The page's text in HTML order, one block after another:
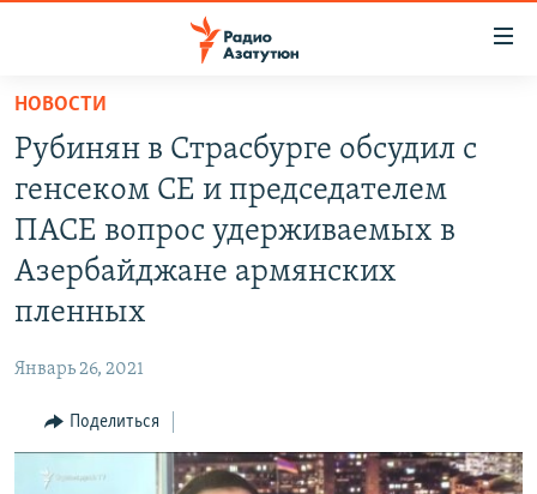
Перейти
основному
содержанию
Перейти
основной
навигации
ГЛАВНАЯ
НОВОСТИ
ПОЛИТИКА
ОБЩЕСТВО
ЭКОНОМИКА
НАГОРНЫЙ КАРАБАХ
КУЛЬТУРА
СПОРТ
НОВОСТИ
Рубинян в Страсбурге обсудил с
генсеком СЕ и председателем
ПАСЕ вопрос удерживаемых в
Азербайджане армянских
пленных
Январь 26, 2021
Поделиться